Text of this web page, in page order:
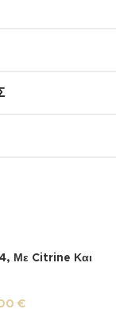
Με Citrine Και
€